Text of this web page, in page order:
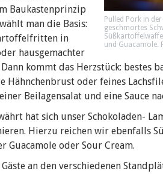
Pulled Pork in
geschmortes
und Guacamole.
Baukastenprinzip
man die Basis:
in
hausgemachter
kommt das Herzstück: bestes
Hähnchenbrust oder feines
Beilagensalat und eine Sauce
hat sich unser Schokoladen-
Hierzu reichen wir ebenfalls
Guacamole oder Sour Cream.
an den verschiedenen